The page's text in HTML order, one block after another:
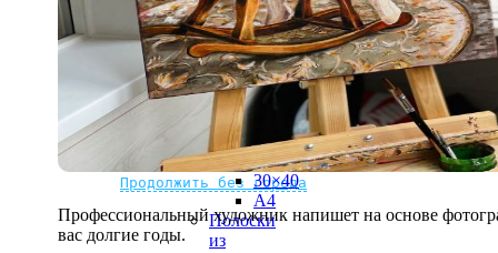
Не нашли Ваш город?
Мы доставляем по всему миру
Продолжить без города
рамке
10х10
10×15
13×18
15×15
15×20
20×20
20×30
30×30
30×40
A4
Полоски
из
Профессиональный художник напишет на основе
вас долгие годы.